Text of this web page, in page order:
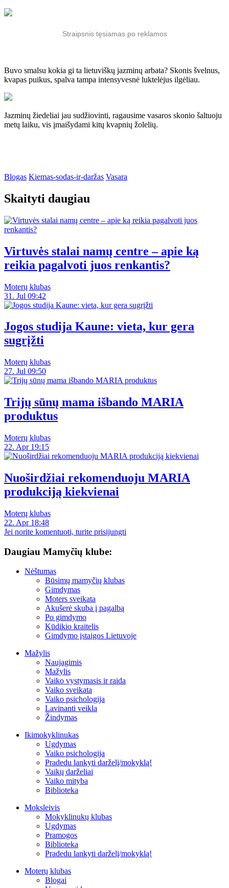
Straipsnis tęsiamas po reklamos
Buvo smalsu kokia gi ta lietuviškų jazminų arbata? Skonis švelnus,
kvapas puikus, spalva tampa intensyvesnė luktelėjus ilgėliau.
Jazminų žiedeliai jau sudžiovinti, ragausime vasaros skonio šaltuoju
metų laiku, vis įmaišydami kitų kvapnių žolelių.
Blogas Kiemas-sodas-ir-daržas Vasara
Skaityti daugiau
Virtuvės stalai namų centre – apie ką
reikia pagalvoti juos renkantis?
Moterų klubas
31. Jul 09:42
Jogos studija Kaune: vieta, kur gera
sugrįžti
Moterų klubas
27. Jul 09:50
Trijų sūnų mama išbando MARIA
produktus
Moterų klubas
22. Apr 19:15
Nuoširdžiai rekomenduoju MARIA
produkciją kiekvienai
Moterų klubas
22. Apr 18:48
Jei norite komentuoti, turite prisijungti
Daugiau Mamyčių klube:
Nėštumas
Būsimų mamyčių klubas
Gimdymas
Moters sveikata
Akušerė skuba į pagalbą
Po gimdymo
Kūdikio kraitelis
Gimdymo įstaigos Lietuvoje
Mažylis
Naujagimis
Mažylis
Vaiko vystymasis ir raida
Vaiko sveikata
Vaiko psichologija
Lavinanti veikla
Žindymas
Ikimokyklinukas
Ugdymas
Vaiko psichologija
Pradedu lankyti darželį/mokyklą!
Vaikų darželiai
Vaiko mityba
Biblioteka
Moksleivis
Mokyklinukų klubas
Ugdymas
Pramogos
Biblioteka
Pradedu lankyti darželį/mokyklą!
Moterų klubas
Blogai